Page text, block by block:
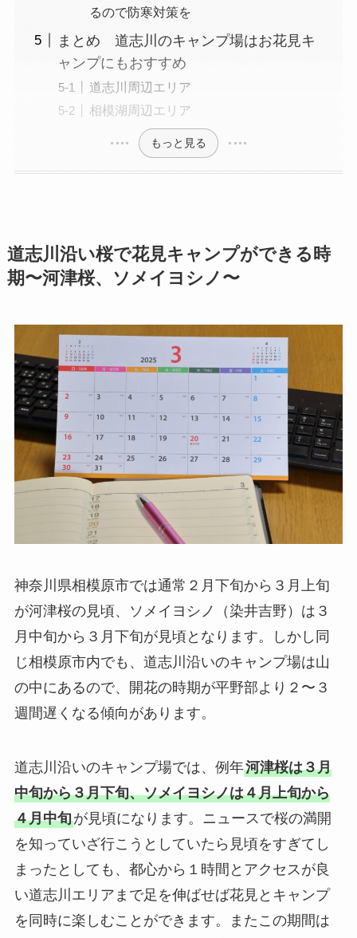
るので防寒対策を
まとめ 道志川のキャンプ場はお花見キ
ャンプにもおすすめ
道志川周辺エリア
相模湖周辺エリア
もっと見る
道志川沿い桜で花見キャンプができる時
期〜河津桜、ソメイヨシノ〜
神奈川県相模原市では通常２月下旬から３月上旬
が河津桜の見頃、ソメイヨシノ（染井吉野）は３
月中旬から３月下旬が見頃となります。しかし同
じ相模原市内でも、道志川沿いのキャンプ場は山
の中にあるので、開花の時期が平野部より２〜３
週間遅くなる傾向があります。
道志川沿いのキャンプ場では、例年河津桜は３月
中旬から３月下旬、ソメイヨシノは４月上旬から
４月中旬が見頃になります。ニュースで桜の満開
を知っていざ行こうとしていたら見頃をすぎてし
まったとしても、都心から１時間とアクセスが良
い道志川エリアまで足を伸ばせば花見とキャンプ
を同時に楽しむことができます。またこの期間は